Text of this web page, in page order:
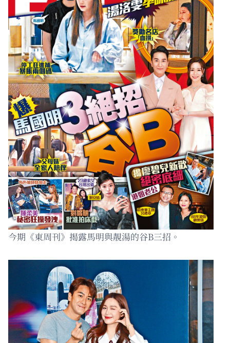
今期《東周刊》揭露馬明與靚湯的谷B三招。